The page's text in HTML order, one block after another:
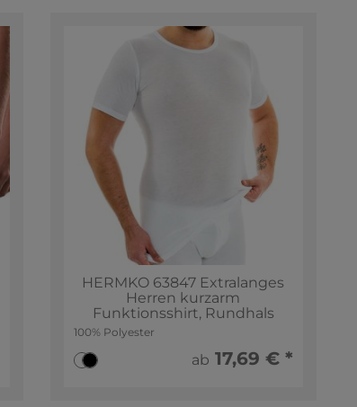
HERMKO 63847 Extralanges
Herren kurzarm
Funktionsshirt, Rundhals
100% Polyester
ab 17,69 € *